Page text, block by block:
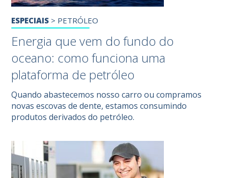
ESPECIAIS > PETRÓLEO
Energia que vem do fundo do
oceano: como funciona uma
plataforma de petróleo
Quando abastecemos nosso carro ou compramos
novas escovas de dente, estamos consumindo
produtos derivados do petróleo.